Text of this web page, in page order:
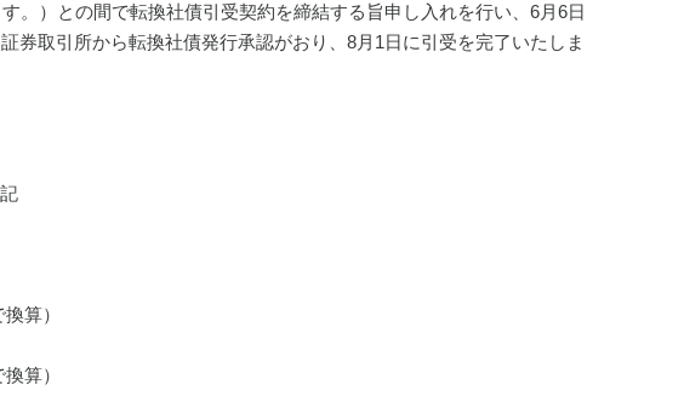
。）との間で転換社債引受契約を締結する旨申し入れを行い、6月6日
券取引所から転換社債発行承認がおり、8月1日に引受を完了いたしま
記
算）
算）